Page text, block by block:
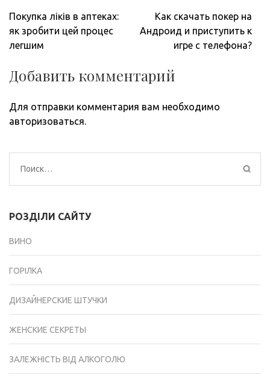
Навигация
по
записям
Покупка ліків в аптеках:
як зробити цей процес
легшим
Как скачать покер на
Андроид и приступить к
игре с телефона?
Добавить комментарий
Для отправки комментария вам необходимо
авторизоваться.
Найти:
РОЗДІЛИ САЙТУ
ВИНО
ГОРІЛКА
ДИЗАЙНЕРСКИЕ ШТУЧКИ
ЖЕНСКИЕ СЕКРЕТЫ
ЗАЛЕЖНІСТЬ ВІД АЛКОГОЛЮ